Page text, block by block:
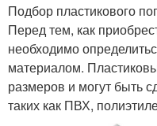
Подбор пластикового
Перед тем, как
необходимо
материалом.
размеров и могут быть
таких как ПВХ,